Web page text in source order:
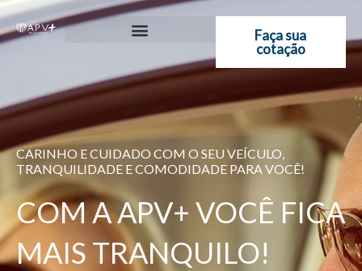
Ir
para
Faça sua
cotação
CARINHO E CUIDADO COM O SEU VEÍCULO,
TRANQUILIDADE E COMODIDADE PARA VOCÊ!
COM A APV+ VOCÊ FICA
MAIS TRANQUILO!